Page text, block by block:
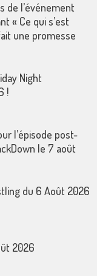
de l’événement
« Ce qui s’est
une promesse
Night
!
l’épisode post-
le 7 août
du 6 Août 2026
2026